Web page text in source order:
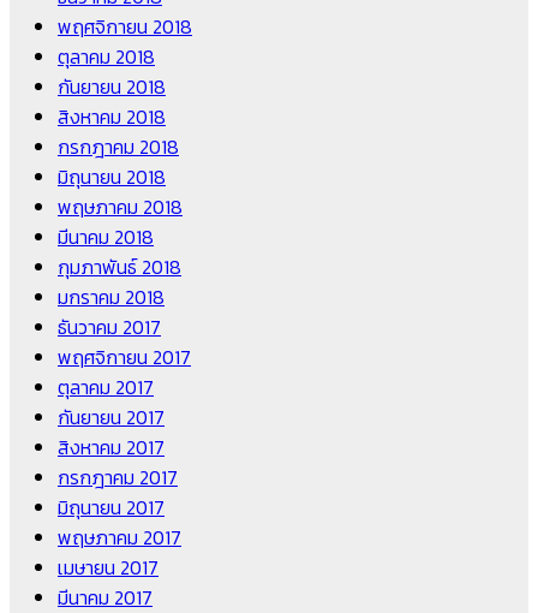
พฤศจิกายน 2018
ตุลาคม 2018
กันยายน 2018
สิงหาคม 2018
กรกฎาคม 2018
มิถุนายน 2018
พฤษภาคม 2018
มีนาคม 2018
กุมภาพันธ์ 2018
มกราคม 2018
ธันวาคม 2017
พฤศจิกายน 2017
ตุลาคม 2017
กันยายน 2017
สิงหาคม 2017
กรกฎาคม 2017
มิถุนายน 2017
พฤษภาคม 2017
เมษายน 2017
มีนาคม 2017